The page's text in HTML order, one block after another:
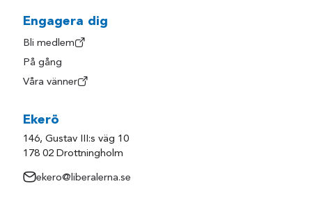
Engagera dig
Bli medlem
På gång
Våra vänner
Ekerö
146, Gustav III:s väg 10
178 02 Drottningholm
ekero@liberalerna.se